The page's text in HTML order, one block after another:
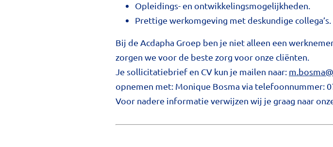
Opleidings- en ontwikkelingsmogelijkheden.
Prettige werkomgeving met deskundige collega’s.
Bij de Acdapha Groep ben je niet alleen een
zorgen we voor de beste zorg voor onze cliënten.
Je sollicitatiebrief en CV kun je mailen naar:
opnemen met: Monique Bosma via telefoonnummer:
Voor nadere informatie verwijzen wij je graag naar